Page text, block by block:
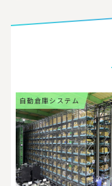
自動倉庫システム